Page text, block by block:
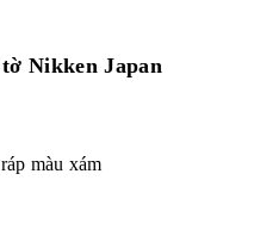
Nikken Japan
màu xám